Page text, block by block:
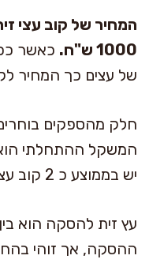
1000 ש"ח.
כאשר
של עצים כך המחיר
חלק מהספקים
המשקל ההתחלתי
יש בממוצע כ 2 קוב עצים.
עץ זית להסקה הוא
ההסקה, אך זוהי